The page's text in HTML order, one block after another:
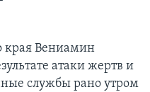
края Вениамин
атаки жертв и
службы рано утром